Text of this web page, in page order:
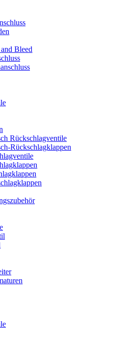
Bleed
Rückschlagventile
Rückschlagklappen